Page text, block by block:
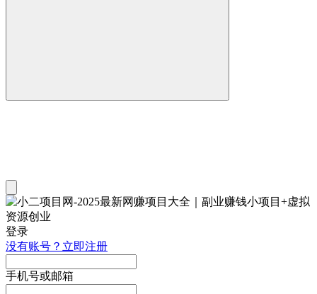
登录
没有账号？立即注册
手机号或邮箱